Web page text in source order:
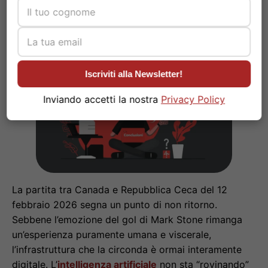
Conclusioni
La partita tra Canada e Repubblica Ceca del 12
febbraio 2026 segna un punto di non ritorno.
Sebbene l’emozione del gol di Mark Stone rimanga
un’esperienza puramente umana e viscerale,
l’infrastruttura che la circonda è ormai interamente
digitale. L’intelligenza artificiale non sta “rovinando”
Iscriviti alla Newsletter!
Inviando accetti la nostra Privacy Policy